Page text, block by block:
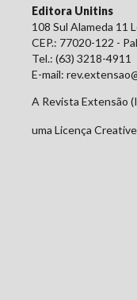
Editora Unitins
108 Sul Alameda 11
CEP.: 77020-122 -
Tel.: (63) 3218-4911
E-mail:
A Revista Extensão
uma Licença